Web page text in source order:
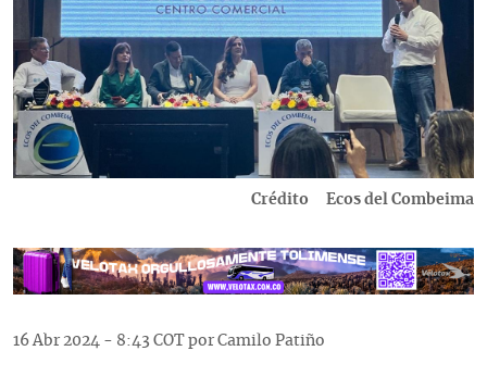
Crédito Ecos del Combeima
16 Abr 2024 - 8:43 COT por Camilo Patiño